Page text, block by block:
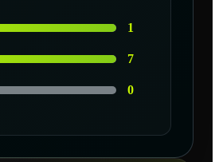
1
7
0